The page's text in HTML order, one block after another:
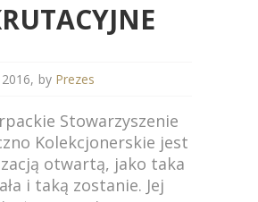
by Prezes
Stowarzyszenie
Kolekcjonerskie jest
otwartą, jako taka
i taką zostanie. Jej